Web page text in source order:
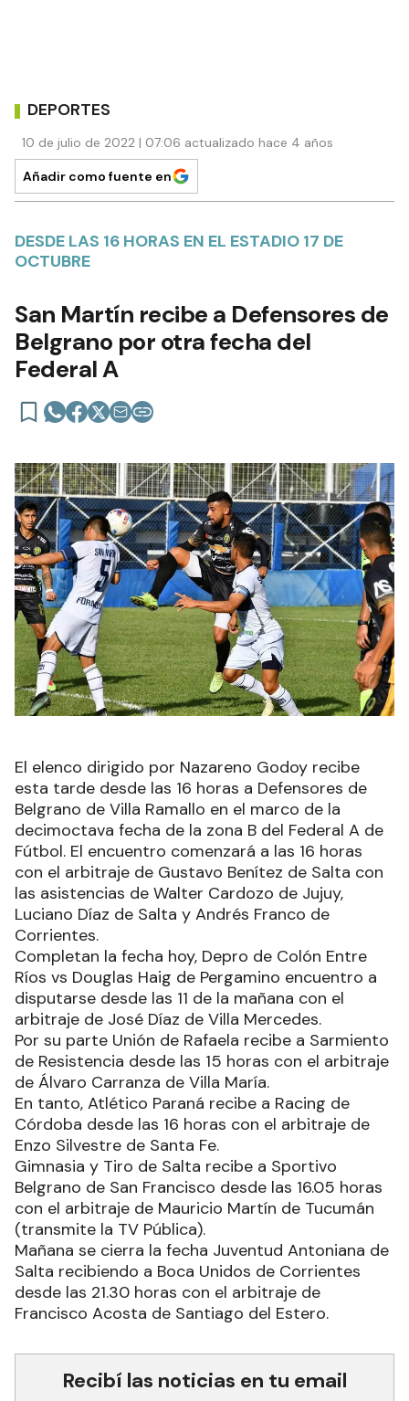
DEPORTES
10 de julio de 2022 | 07:06 actualizado hace 4 años
Añadir como fuente en
DESDE LAS 16 HORAS EN EL ESTADIO 17 DE
OCTUBRE
San Martín recibe a Defensores de
Belgrano por otra fecha del
Federal A
El elenco dirigido por Nazareno Godoy recibe
esta tarde desde las 16 horas a Defensores de
Belgrano de Villa Ramallo en el marco de la
decimoctava fecha de la zona B del Federal A de
Fútbol. El encuentro comenzará a las 16 horas
con el arbitraje de Gustavo Benítez de Salta con
las asistencias de Walter Cardozo de Jujuy,
Luciano Díaz de Salta y Andrés Franco de
Corrientes.
Completan la fecha hoy, Depro de Colón Entre
Ríos vs Douglas Haig de Pergamino encuentro a
disputarse desde las 11 de la mañana con el
arbitraje de José Díaz de Villa Mercedes.
Por su parte Unión de Rafaela recibe a Sarmiento
de Resistencia desde las 15 horas con el arbitraje
de Álvaro Carranza de Villa María.
En tanto, Atlético Paraná recibe a Racing de
Córdoba desde las 16 horas con el arbitraje de
Enzo Silvestre de Santa Fe.
Gimnasia y Tiro de Salta recibe a Sportivo
Belgrano de San Francisco desde las 16.05 horas
con el arbitraje de Mauricio Martín de Tucumán
(transmite la TV Pública).
Mañana se cierra la fecha Juventud Antoniana de
Salta recibiendo a Boca Unidos de Corrientes
desde las 21.30 horas con el arbitraje de
Francisco Acosta de Santiago del Estero.
Recibí las noticias en tu email